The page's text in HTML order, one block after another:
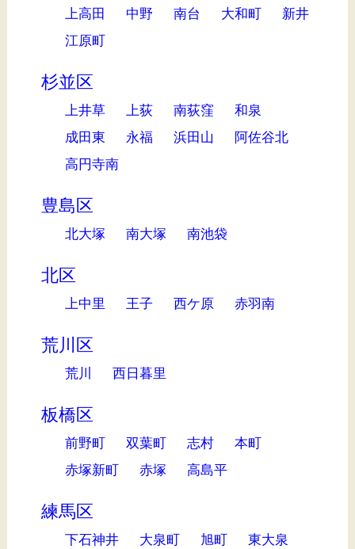
上高田 中野 南台 大和町
新井
江原町
杉並区
上井草 上荻 南荻窪
和泉
成田東
永福 浜田山
阿佐谷北
高円寺南
豊島区
北大塚 南大塚 南池袋
北区
上中里 王子 西ケ原 赤羽南
荒川区
荒川 西日暮里
板橋区
前野町 双葉町 志村
本町
赤塚新町
赤塚 高島平
練馬区
下石神井 大泉町 旭町
東大泉